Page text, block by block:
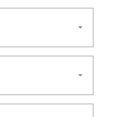
Exemplare ein
aus
diese Beobachtung